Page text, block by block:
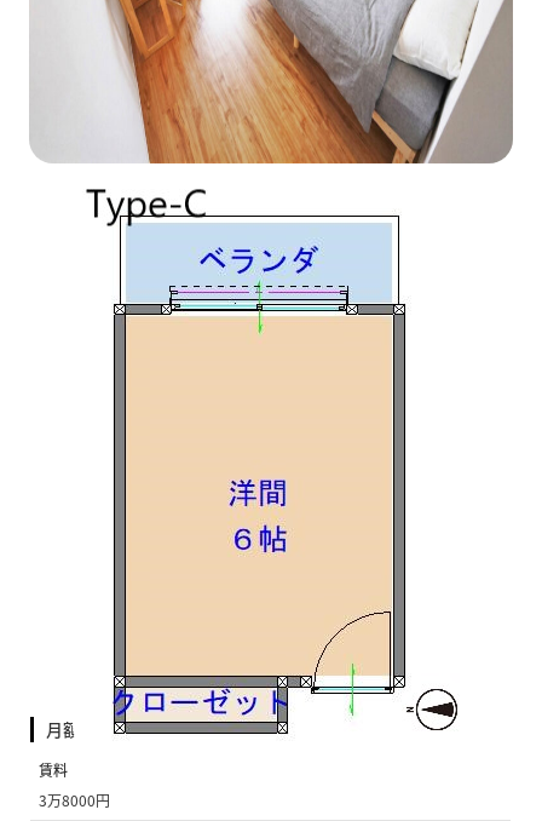
月額費用
賃料
3万8000円